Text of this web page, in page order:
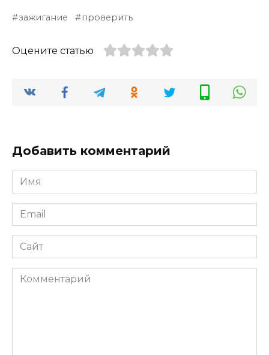
зажигание проверить
Оцените статью
Добавить комментарий
Имя
*
Email
*
Сайт
Комментарий